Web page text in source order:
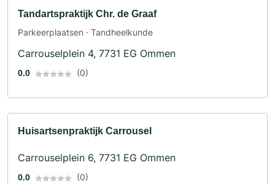
Tandartspraktijk Chr. de Graaf
Parkeerplaatsen · Tandheelkunde
Carrouselplein 4, 7731 EG Ommen
0.0 (0)
Huisartsenpraktijk Carrousel
Carrouselplein 6, 7731 EG Ommen
0.0 (0)